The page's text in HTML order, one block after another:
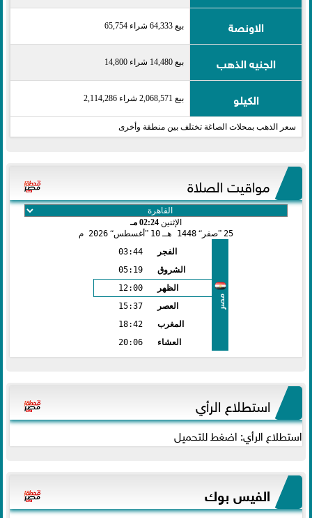
الاونصة بيع 64,333 شراء 65,754
الجنيه الذهب بيع 14,480 شراء 14,800
الكيلو بيع 2,068,571 شراء 2,114,286
سعر الذهب بمحلات الصاغة تختلف بين منطقة وأخرى
مواقيت الصلاة
الإثنين 02:24 مـ
25
صفر 1448 هـ 10 أغسطس 2026 م
مصر
الفجر
03:44
الشروق
05:19
الظهر
12:00
العصر
15:37
المغرب
18:42
العشاء
20:06
استطلاع الرأي
استطلاع الرأي: اضغط للتحميل
الفيس بوك